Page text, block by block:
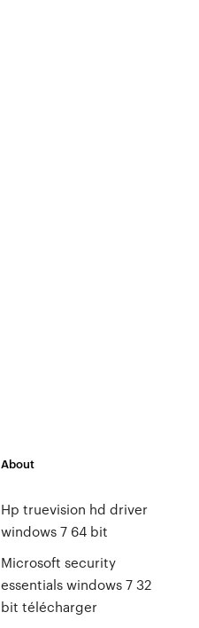
About
Hp truevision hd driver
windows 7 64 bit
Microsoft security
essentials windows 7 32
bit télécharger